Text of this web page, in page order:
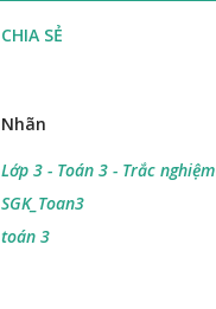
CHIA SẺ
Nhãn
Lớp 3 - Toán 3 - Trắc nghiệm
SGK_Toan3
toán 3